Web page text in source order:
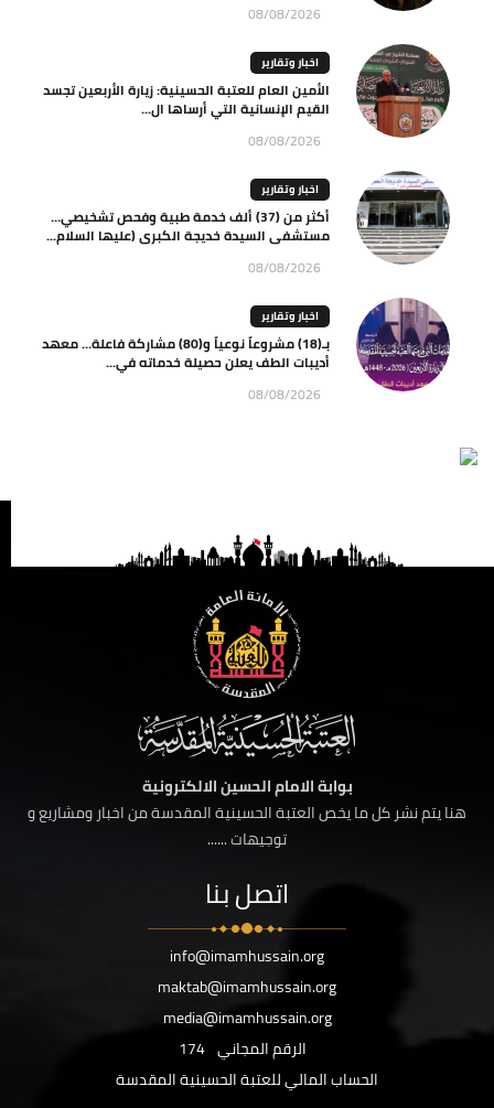
08/08/2026
اخبار وتقارير
الأمين العام للعتبة الحسينية: زيارة الأربعين تجسد
القيم الإنسانية التي أرساها ال...
08/08/2026
اخبار وتقارير
أكثر من (37) ألف خدمة طبية وفحص تشخيصي…
مستشفى السيدة خديجة الكبرى (عليها السلام...
08/08/2026
اخبار وتقارير
بـ(18) مشروعاً نوعياً و(80) مشاركة فاعلة… معهد
أديبات الطف يعلن حصيلة خدماته في...
08/08/2026
بوابة الامام الحسين الالكترونية
هنا يتم نشر كل ما يخص العتبة الحسينية المقدسة من اخبار ومشاريع و
توجيهات ......
اتصل بنا
info@imamhussain.org
maktab@imamhussain.org
media@imamhussain.org
الرقم المجاني 174
الحساب المالي للعتبة الحسينية المقدسة